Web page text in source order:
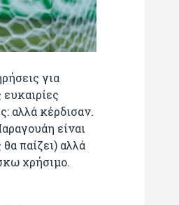
για
αλλά κέρδισαν.
είναι
παίζει) αλλά
χρήσιμο.